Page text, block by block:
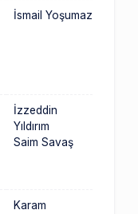
İsmail Yoşumaz
İzzeddin
Yıldırım
Saim Savaş
Karam